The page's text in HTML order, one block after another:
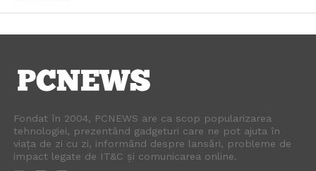
Fondat în 2004, PCNEWS are ca scop popularizarea
tehnologiei, prezentând gadgeturi care ne pot ajuta în
viața de zi cu zi, informând despre lansări, probleme de
impact legate de IT&C și comunicarea online.